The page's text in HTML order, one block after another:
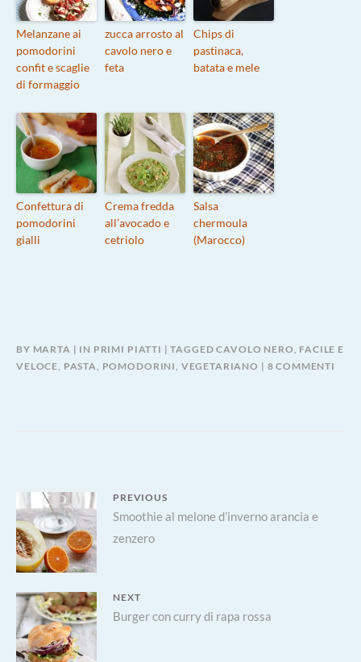
Melanzane ai
pomodorini
confit e scaglie
di formaggio
zucca arrosto al
cavolo nero e
feta
Chips di
pastinaca,
batata e mele
Confettura di
pomodorini
gialli
Crema fredda
all’avocado e
cetriolo
Salsa
chermoula
(Marocco)
BY MARTA IN PRIMI PIATTI TAGGEDCAVOLO NERO, FACILE E
VELOCE, PASTA, POMODORINI, VEGETARIANO 8 COMMENTI
Navigazione
articoli
PREVIOUS
Previous
post:
Smoothie al melone d’inverno arancia e
zenzero
NEXT
Next
post:
Burger con curry di rapa rossa